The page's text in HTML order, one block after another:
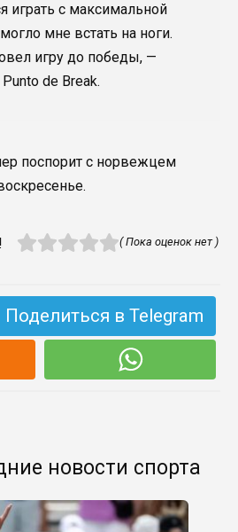
играть с максимальной
мне встать на ноги.
игру до победы, —
de Break.
поспорит с норвежцем
( Пока оценок нет )
Поделиться в Telegram
новости спорта